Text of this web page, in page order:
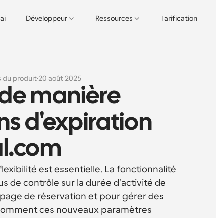
Développeur Ressources Tarification
du produit20 août 2025
manière
d'expiration
est essentielle. La fonctionnalité
de contrôle sur la durée d'activité de
de réservation et pour gérer des
ces nouveaux paramètres